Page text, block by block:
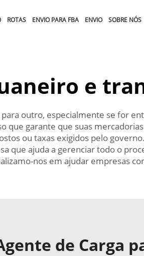
ROTAS ENVIO PARA FBA ENVIO SOBRE NÓS
e
outro, especialmente se for
que garante que suas
ou taxas exigidos pelo
que ajuda a gerenciar todo o
nos em ajudar empresas
de Carga